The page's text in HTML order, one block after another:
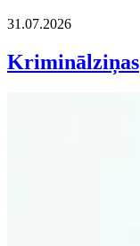
31.07.2026
Kriminālziņas